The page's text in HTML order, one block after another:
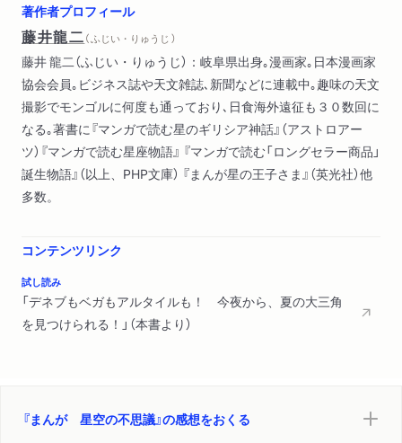
天の川／さそり座
２ 夜空の大きな恋愛関係
はくちょう座／こと座／わし座
３ 業を背負った子供たち
いて座／へび座／へびつかい座／ケンタウルス座／ヘルクレス
座
第三章 秋の星座
１ エチオピア王家
／ペガスス座／くじら座
やぎ座／うお座／みずがめ座／みなみのうお座／おひつじ座
第四章 冬の星座
おおいぬ座／こいぬ座
著作者プロフィール
藤井龍二（ ふじい・りゅうじ ）
藤井 龍二（ふじい・りゅうじ）：岐阜県出身｡漫画家｡日本漫画家
協会会員｡ビジネス誌や天文雑誌､新聞などに連載中｡趣味の天文
撮影でモンゴルに何度も通っており､日食海外遠征も３０数回に
なる｡著書に『マンガで読む星のギリシア神話』（アストロアー
ツ）『マンガで読む星座物語』 『マンガで読む「ロングセラー商品」
誕生物語』（以上、PHP文庫） 『まんが星の王子さま』（英光社）他
多数。
コンテンツリンク
試し読み
「デネブもベガもアルタイルも！ 今夜から、夏の大三角
を見つけられる！」（本書より）
『まんが 星空の不思議』の感想をおくる